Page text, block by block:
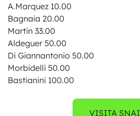
A.Marquez 10.00
Bagnaia 20.00
Martin 33.00
Aldeguer 50.00
Di Giannantonio 50.00
Morbidelli 50.00
Bastianini 100.00
VISITA SNAI